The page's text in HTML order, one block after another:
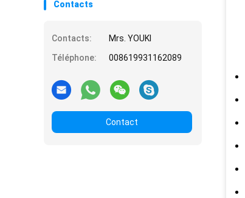
Contacts
Contacts:
Mrs. YOUKI
Téléphone:
008619931162089
Contact